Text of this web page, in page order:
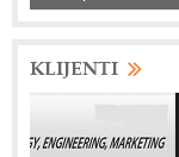
KLIJENTI